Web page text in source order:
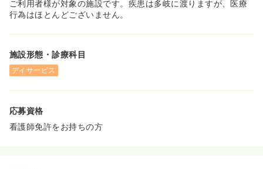
ご利用者様が対象の施設です。疾患は多岐に渡りますが、医療
行為はほとんどございません。
施設形態・診療科目
デイサービス
応募資格
看護師免許をお持ちの方